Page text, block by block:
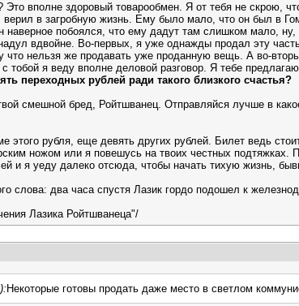
вполне здоровый товарообмен. Я от тебя не скрою,
верил в загробную жизнь. Ему было мало, что он был в
побоялся, что ему дадут там слишком мало,
вдвойне. Во-первых, я уже однажды продал эту
что нельзя же продавать уже проданную вещь. А во-
тобой я веду вполне деловой разговор. Я тебе
переходных рублей ради такого близкого счастья?
смешной бред, Ройтшванец. Отправляйся лучше в
рубля, еще девять других рублей. Билет ведь
ножом или я повешусь на твоих честных
и я уеду далеко отсюда, чтобы начать тихую жизнь,
слова: два часа спустя Лазик гордо подошел к
Лазика Ройтшванеца"/
Некоторые готовы продать даже место в светлом